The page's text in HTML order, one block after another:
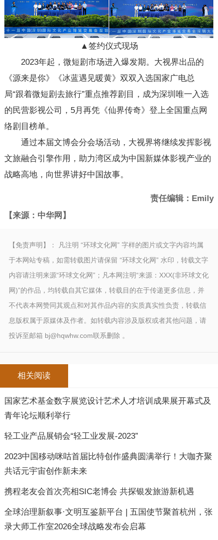
▲签约仪式现场
2023年起，微短剧市场进入爆发期。大视界出品的
《源来是你》《冰蓝遇见暖黄》双双入选国家广电总
局“跟着微短剧去旅行”重点推荐剧目，成为深圳唯一入选
的民营影视公司，5月再凭《仙界传奇》登上全国重点网
络剧目榜单。
通过本届文博会分会场活动，大视界将继续发挥影视
文旅融合引擎作用，助力湾区成为中国新媒体影视产业的
战略高地，向世界讲好中国故事。
责任编辑：Emily
【来源：中华网】
【免责声明】： 凡注明 “环球文化网” 字样的图片或文字内容均属
于本网站专稿，如需转载图片请保留 “环球文化网” 水印，转载文字
内容请注明来源“环球文化网”；凡本网注明“来源：XXX(非环球文化
网)”的作品，均转载自其它媒体，转载目的在于传递更多信息，并
不代表本网赞同其观点和对其作品内容的实质真实性负责，转载信
息版权属于原媒体及作者。如转载内容涉及版权或者其他问题，请
投诉至邮箱 bj@hqwhw.com联系删除 。
相关阅读
国家艺术基金数字展览设计艺术人才培训成果展开幕式及
青年论坛顺利举行
轻工业产品展销会“轻工业发展-2023”
2023中国移动咪咕首届比特创作盛典圆满举行！大咖齐聚
共话元宇宙创作新未来
携程老友会首次亮相SIC老博会 共探银发旅游新机遇
全球治理新叙事·文明互鉴新平台 | 五国使节聚首杭州，张
录大师工作室2026全球战略发布会启幕